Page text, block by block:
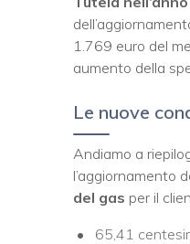
1.769 euro del
aumento della
Le nuove
Andiamo a
l’aggiornamento
del gas per il
65,41